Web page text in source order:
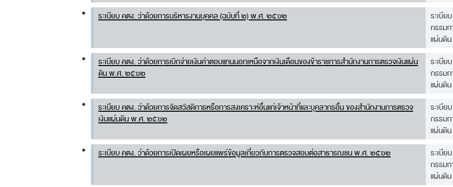
ระเบียบ คตง. ว่าด้วยการบริหารงานบุคคล (ฉบับที่ ๒) พ.ศ. ๒๕๖๒
ระเบีย
กรรมก
แผ่นดิน
ระเบียบ คตง. ว่าด้วยการเบิกจ่ายเงินค่าตอบแทนนอกเหนือจากเงินเดือนของข้าราชการสำนักงานการตรวจเงินแผ่น
ดิน พ.ศ. ๒๕๖๒
ระเบีย
กรรมก
แผ่นดิน
ระเบียบ คตง. ว่าด้วยการจัดสวัสดิการหรือการสงเคราะห์อื่นแก่เจ้าหน้าที่และบุคลากรอื่น ของสำนักงานการตรวจ
เงินแผ่นดิน พ.ศ. ๒๕๖๒
ระเบีย
กรรมก
แผ่นดิน
ระเบียบ คตง. ว่าด้วยการเปิดเผยหรือเผยแพร่ข้อมูลเกี่ยวกับการตรวจสอบต่อสาธารณชน พ.ศ. ๒๕๖๒
ระเบีย
กรรมก
แผ่นดิน